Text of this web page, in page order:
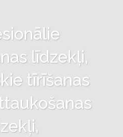
līdzekļi,
tīrīšanas